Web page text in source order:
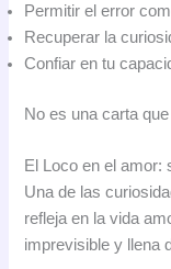
Permitir el error
Recuperar la
Confiar en tu
No es una carta
El Loco en el amor:
Una de las
refleja en la vida
imprevisible y llena